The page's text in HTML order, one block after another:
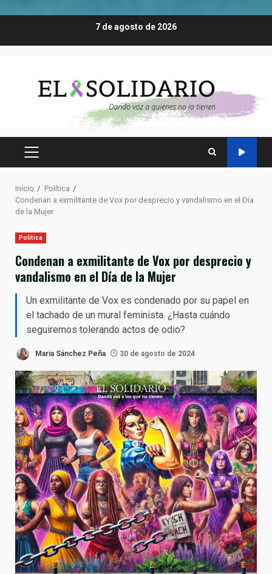
7 de agosto de 2026
MENÚ
Inicio
Política
Condenan a exmilitante de Vox por desprecio y vandalismo en el Día
de la Mujer
Política
Condenan a exmilitante de Vox por desprecio y
vandalismo en el Día de la Mujer
Un exmilitante de Vox es condenado por su papel en
el tachado de un mural feminista. ¿Hasta cuándo
seguiremos tolerando actos de odio?
Maria Sánchez Peña 30 de agosto de 2024